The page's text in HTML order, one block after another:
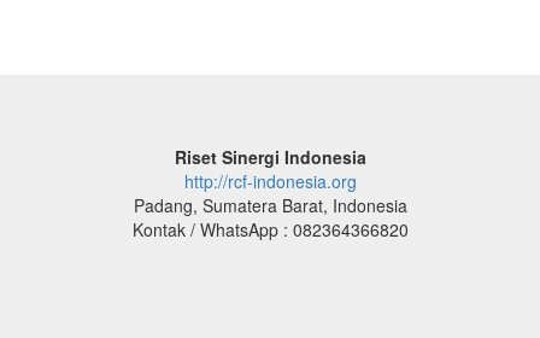
Riset Sinergi Indonesia
http://rcf-indonesia.org
Padang, Sumatera Barat, Indonesia
Kontak / WhatsApp : 082364366820